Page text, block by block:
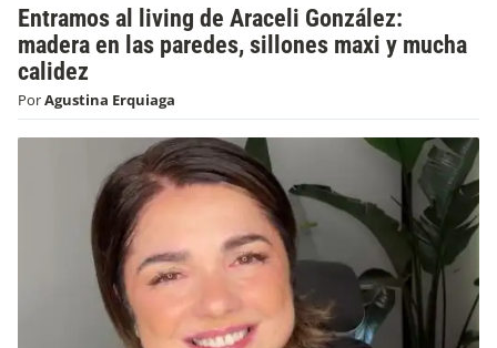
Entramos al living de Araceli González:
madera en las paredes, sillones maxi y mucha
calidez
PorAgustina Erquiaga